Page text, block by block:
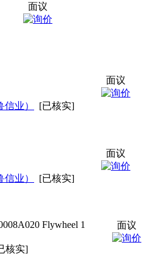
面议
业）
[已核实]
面议
业）
[已核实]
面议
Flywheel 1
核实]
面议